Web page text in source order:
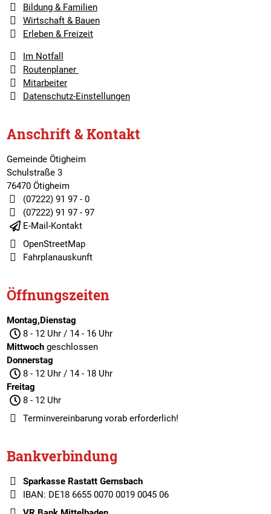
Bildung & Familien
Wirtschaft & Bauen
Erleben & Freizeit
Im Notfall
Routenplaner
Mitarbeiter
Datenschutz-Einstellungen
Anschrift & Kontakt
Gemeinde Ötigheim
Schulstraße 3
76470 Ötigheim
(07222) 91 97 - 0
(07222) 91 97 - 97
E-Mail-Kontakt
OpenStreetMap
Fahrplanauskunft
Öffnungszeiten
Montag,Dienstag
8 - 12 Uhr / 14 - 16 Uhr
Mittwochgeschlossen
Donnerstag
8 - 12 Uhr / 14 - 18 Uhr
Freitag
8 - 12 Uhr
Terminvereinbarungvorab erforderlich!
Bankverbindung
Sparkasse Rastatt Gernsbach
IBAN: DE18 6655 0070 0019 0045 06